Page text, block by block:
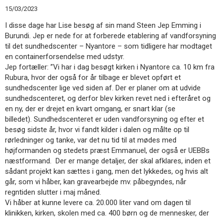
11.0:
Kalender
13.0:
Værktøjskassen
14.0:
Mission
15.0:
Om
BaptistKirken
16.0:
Kontakt
Næste
indlæg:
Baptistkirke
søger
præst
Forrige
indlæg:
’PAN-
koret’
fremfører
’Den
Ottende
Dag’
15/03/2023
I disse dage har Lise besøg af sin mand Steen Jep Emming i
Burundi. Jep er nede for at forberede etablering af vandforsyning
til det sundhedscenter – Nyantore – som tidligere har modtaget
en containerforsendelse med udstyr.
Jep fortæller: ”Vi har i dag besøgt kirken i Nyantore ca. 10 km fra
Rubura, hvor der også for år tilbage er blevet opført et
sundhedscenter lige ved siden af. Der er planer om at udvide
sundhedscenteret, og derfor blev kirken revet ned i efteråret og
en ny, der er drejet en kvart omgang, er snart klar (se
billedet). Sundhedscenteret er uden vandforsyning og efter et
besøg sidste år, hvor vi fandt kilder i dalen og målte op til
rørledninger og tanke, var det nu tid til at mødes med
højformanden og stedets præst Emmanuel, der også er UEBBs
næstformand. Der er mange detaljer, der skal afklares, inden et
sådant projekt kan sættes i gang, men det lykkedes, og hvis alt
går, som vi håber, kan gravearbejde mv. påbegyndes, når
regntiden slutter i maj måned.
Vi håber at kunne levere ca. 20.000 liter vand om dagen til
klinikken, kirken, skolen med ca. 400 børn og de mennesker, der